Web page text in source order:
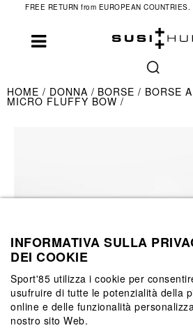
FREE RETURN from EUROPEAN
HOME DONNA BORSE BORSE
MICRO FLUFFY BOW
INFORMATIVA SULLA
DEI COOKIE
Sport'85 utilizza i cookie per
usufruire di tutte le potenzialità della
online e delle funzionalità
nostro sito Web.